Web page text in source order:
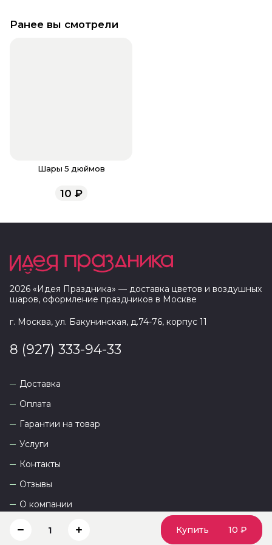
1 Купить 10 ₽
Ранее вы смотрели
Шары 5 дюймов
10 ₽
2026 «Идея Праздника» — доставка цветов и воздушных
шаров, оформление праздников в Москве
г. Москва, ул. Бакунинская, д.74-76, корпус 11
8 (927) 333-94-33
Доставка
Оплата
Гарантии на товар
Услуги
Контакты
Отзывы
О компании
DEVKOT